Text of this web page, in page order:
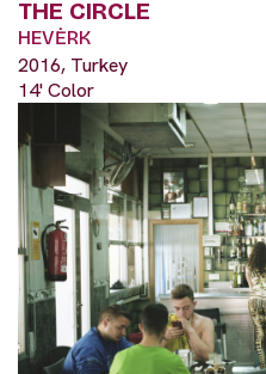
THE CIRCLE
HEVĖRK
2016, Turkey
14' Color